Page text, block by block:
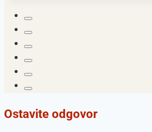
Ostavite odgovor